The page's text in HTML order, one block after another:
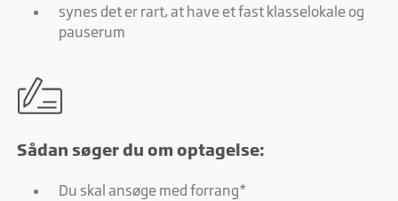
synes det er rart, at have et fast klasselokale og
pauserum
Sådan søger du om optagelse:
Du skal ansøge med forrang*